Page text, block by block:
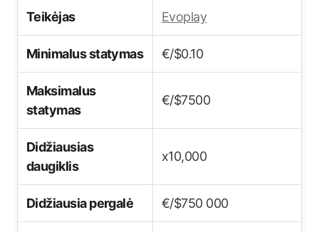
Teikėjas Evoplay
Minimalus statymas €/$0.10
Maksimalus
statymas
€/$7500
Didžiausias
daugiklis
x10,000
Didžiausia pergalė €/$750 000